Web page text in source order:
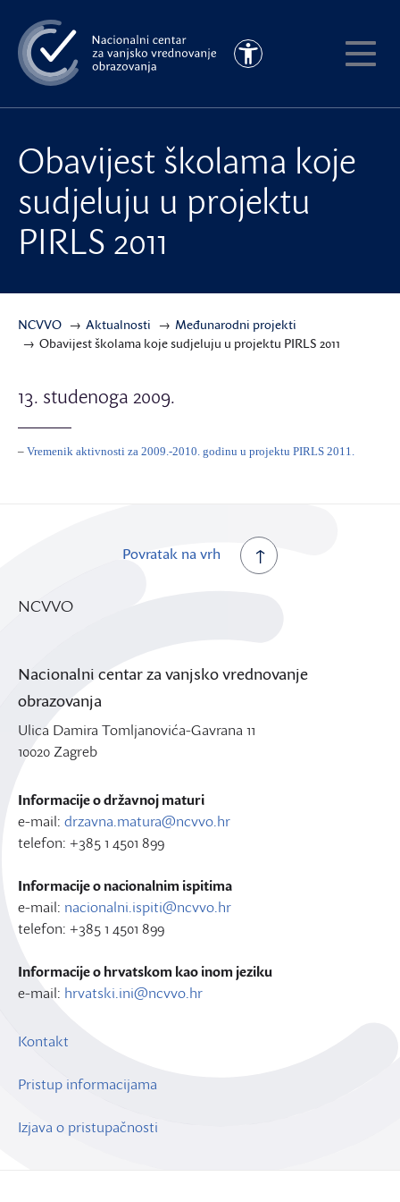
na
glavni
sadržaj
Pristupačnost
Obavijest školama koje
sudjeluju u projektu
PIRLS 2011
NCVVO Aktualnosti
Međunarodni projekti
Obavijest školama koje sudjeluju u projektu PIRLS 2011
13. studenoga 2009.
– Vremenik aktivnosti za 2009.-2010. godinu u projektu PIRLS 2011.
Povratak na vrh
NCVVO
Nacionalni centar za vanjsko vrednovanje
obrazovanja
Ulica Damira Tomljanovića-Gavrana 11
10020 Zagreb
Informacije o državnoj maturi
e-mail: drzavna.matura@ncvvo.hr
telefon: +385 1 4501 899
Informacije o nacionalnim ispitima
e-mail: nacionalni.ispiti@ncvvo.hr
telefon: +385 1 4501 899
Informacije o hrvatskom kao inom jeziku
e-mail: hrvatski.ini@ncvvo.hr
Kontakt
Pristup informacijama
Izjava o pristupačnosti